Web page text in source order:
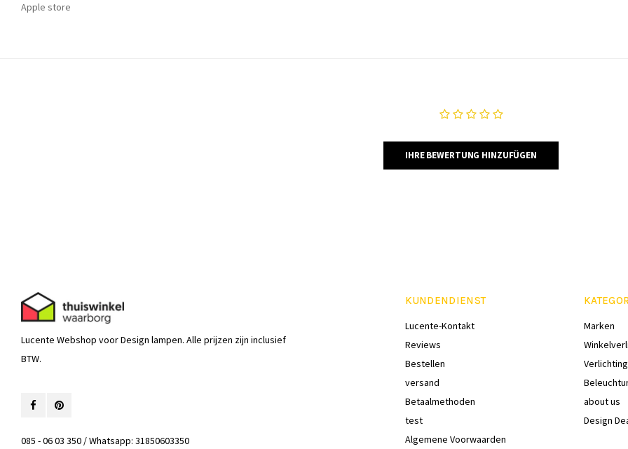
Apple store
IHRE BEWERTUNG HINZUFÜGEN
Lucente Webshop voor Design lampen. Alle prijzen zijn inclusief
BTW.
085 - 06 03 350 / Whatsapp: 31850603350
KUNDENDIENST
Lucente-Kontakt
Reviews
Bestellen
versand
Betaalmethoden
test
Algemene Voorwaarden
Marken
Verlichting
about us
Design